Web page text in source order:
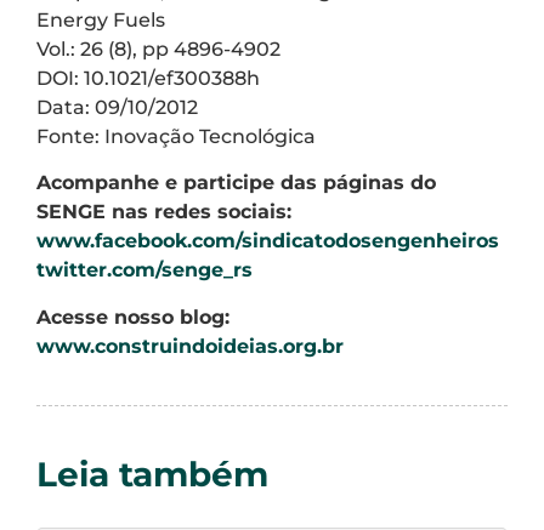
Energy Fuels
Vol.: 26 (8), pp 4896-4902
DOI: 10.1021/ef300388h
Data: 09/10/2012
Fonte: Inovação Tecnológica
Acompanhe e participe das páginas do
SENGE nas redes sociais:
www.facebook.com/sindicatodosengenheiros
twitter.com/senge_rs
Acesse nosso blog:
www.construindoideias.org.br
Leia também